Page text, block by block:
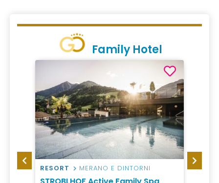
Family Hotel
RESORT MERANO E DINTORNI HOTEL